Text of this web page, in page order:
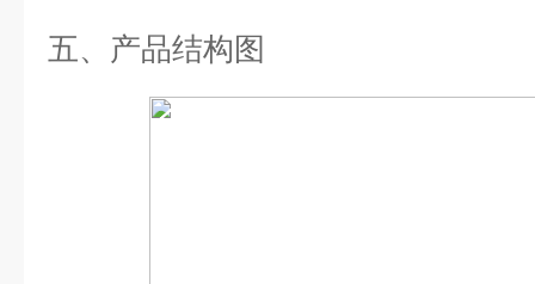
五、产品结构图